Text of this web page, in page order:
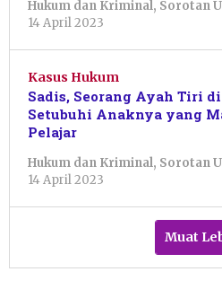
Hukum dan Kriminal, Sorotan
14 April 2023
Shalahuddin
Kasus Hukum
Sadis, Seorang Ayah Tiri
Setubuhi Anaknya yang
Pelajar
Hukum dan Kriminal, Sorotan
14 April 2023
Muat